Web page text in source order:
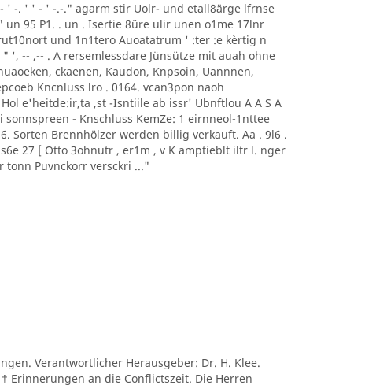
' -. ' ' - ' -.-." agarm stir Uolr- und etall8ärge lfrnse
un 95 P1. . un . Isertie 8üre ulir unen o1me 17lnr
und 1n1tero Auoatatrum ' :ter :e kèrtig n
-- ,-- . A rersemlessdare Jünsütze mit auah ohne
ckaenen, Kaudon, Knpsoin, Uannnen,
Kncnluss lro . 0164. vcan3pon naoh
e'heitde:ir,ta ,st -Isntiile ab issr' Ubnftlou A A S A
- Knschluss KemZe: 1 eirnneol-1nttee
Sorten Brennhölzer werden billig verkauft. Aa . 9l6 .
27 [ Otto 3ohnutr , er1m , v K amptieblt iltr l. nger
Puvnckorr versckri ..."
Verantwortlicher Herausgeber: Dr. H. Klee.
Erinnerungen an die Conflictszeit. Die Herren